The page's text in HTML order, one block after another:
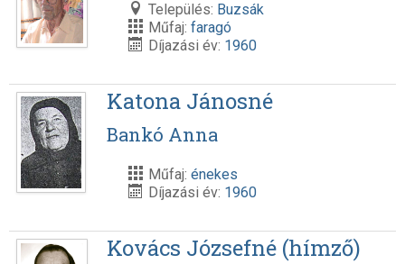
Település: Buzsák
Műfaj: faragó
Díjazási év: 1960
Katona Jánosné
Bankó Anna
Műfaj: énekes
Díjazási év: 1960
Kovács Józsefné (hímző)